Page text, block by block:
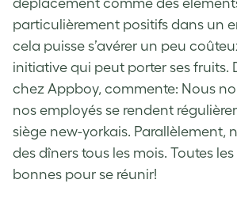
particulièrement positifs dans un
cela puisse s’avérer un peu
initiative qui peut porter ses fruits.
chez Appboy, commente: Nous
nos employés se rendent
siège new-yorkais. Parallèlement,
des dîners tous les mois. Toutes
bonnes pour se réunir!